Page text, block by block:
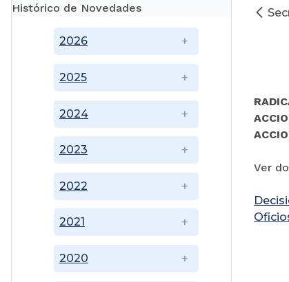
Histórico de Novedades
2020
2021
2022
2023
2024
2025
2026
Ver